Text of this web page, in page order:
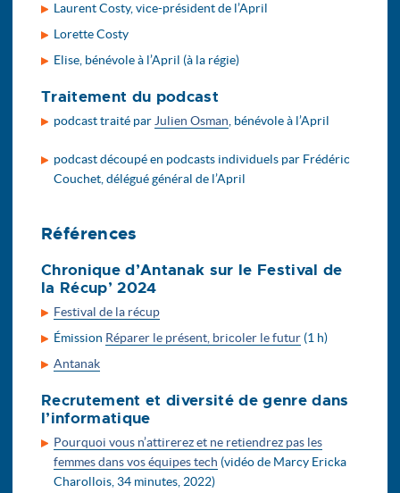
Laurent Costy, vice-président de l’April
Lorette Costy
Elise, bénévole à l’April (à la régie)
Traitement du podcast
podcast traité par Julien Osman , bénévole à l’April
podcast découpé en podcasts individuels par Frédéric
Couchet, délégué général de l’April
Références
Chronique d’Antanak sur le Festival de
la Récup’ 2024
Festival de la récup
Émission Réparer le présent, bricoler le futur (1 h)
Antanak
Recrutement et diversité de genre dans
l’informatique
Pourquoi vous n’attirerez et ne retiendrez pas les
femmes dans vos équipes tech (vidéo de Marcy Ericka
Charollois, 34 minutes, 2022)